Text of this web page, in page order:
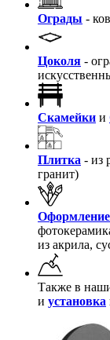
Ограды -
Цоколя -
Скамейки и
Плитка - из
гранит)
из акрила,
Также в
и установка